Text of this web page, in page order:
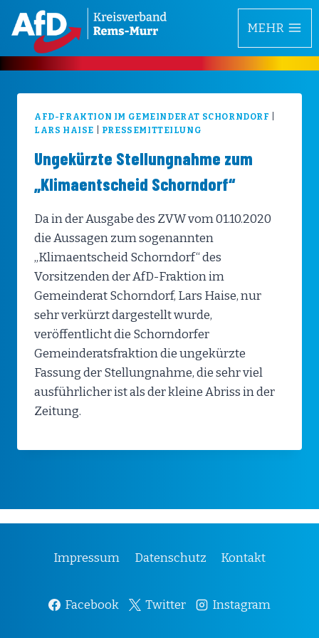
Inhalt
springen
MEHR
AFD-FRAKTION IM GEMEINDERAT SCHORNDORF
LARS HAISE
PRESSEMITTEILUNG
Ungekürzte Stellungnahme zum
„Klimaentscheid Schorndorf“
Da in der Ausgabe des ZVW vom 01.10.2020
die Aussagen zum sogenannten
„Klimaentscheid Schorndorf“ des
Vorsitzenden der AfD-Fraktion im
Gemeinderat Schorndorf, Lars Haise, nur
sehr verkürzt dargestellt wurde,
veröffentlicht die Schorndorfer
Gemeinderatsfraktion die ungekürzte
Fassung der Stellungnahme, die sehr viel
ausführlicher ist als der kleine Abriss in der
Zeitung.
Impressum Datenschutz Kontakt
Facebook Twitter Instagram